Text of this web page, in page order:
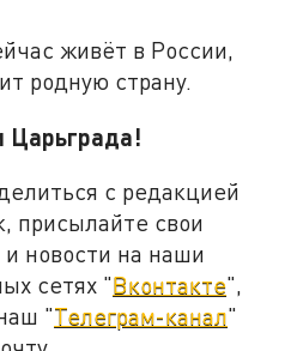
живёт в России,
родную страну.
Царьграда!
с редакцией
присылайте свои
новости на наши
сетях "Вконтакте",
"Телеграм-канал"